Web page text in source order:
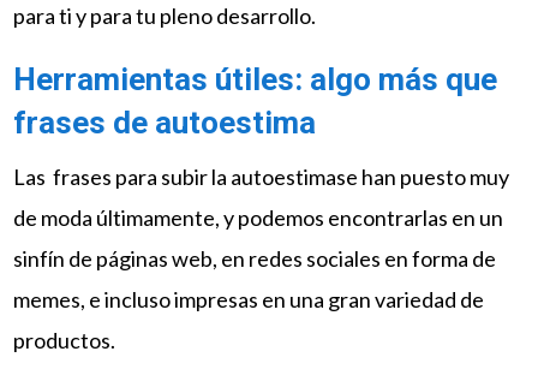
para ti y para tu pleno desarrollo.
Herramientas útiles: algo más que
frases de autoestima
Las frases para subir la autoestimase han puesto muy
de moda últimamente, y podemos encontrarlas en un
sinfín de páginas web, en redes sociales en forma de
memes, e incluso impresas en una gran variedad de
productos.